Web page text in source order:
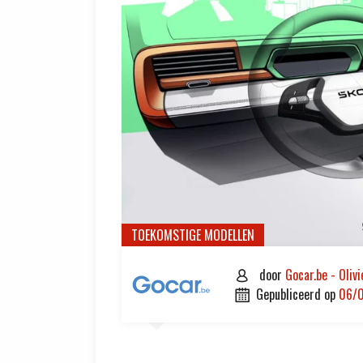
TOEKOMSTIGE MODELLEN
 door Gocar.be -
 gepubliceerd op